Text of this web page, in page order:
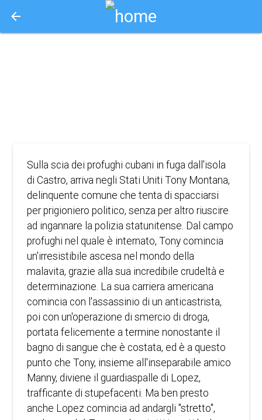
arrow_back
Sulla scia dei profughi cubani in fuga dall'isola
di Castro, arriva negli Stati Uniti Tony Montana,
delinquente comune che tenta di spacciarsi
per prigioniero politico, senza per altro riuscire
ad ingannare la polizia statunitense. Dal campo
profughi nel quale è internato, Tony comincia
un'irresistibile ascesa nel mondo della
malavita, grazie alla sua incredibile crudeltà e
determinazione. La sua carriera americana
comincia con l'assassinio di un anticastrista,
poi con un'operazione di smercio di droga,
portata felicemente a termine nonostante il
bagno di sangue che è costata, ed è a questo
punto che Tony, insieme all'inseparabile amico
Manny, diviene il guardiaspalle di Lopez,
trafficante di stupefacenti. Ma ben presto
anche Lopez comincia ad andargli "stretto",